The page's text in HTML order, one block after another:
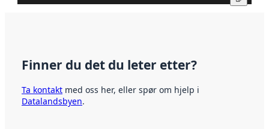
Finner du det du leter etter?
Ta kontakt med oss her, eller spør om hjelp i
Datalandsbyen.